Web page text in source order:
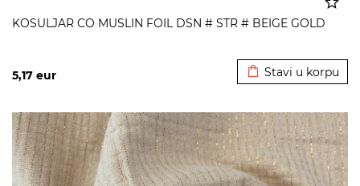
KOSULJAR CO MUSLIN FOIL DSN # STR # BEIGE GOLD
5,17 eur Stavi u korpu